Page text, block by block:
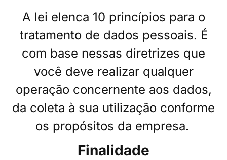
A lei elenca 10 princípios para o
tratamento de dados pessoais. É
com base nessas diretrizes que
você deve realizar qualquer
operação concernente aos dados,
da coleta à sua utilização conforme
os propósitos da empresa.
Finalidade